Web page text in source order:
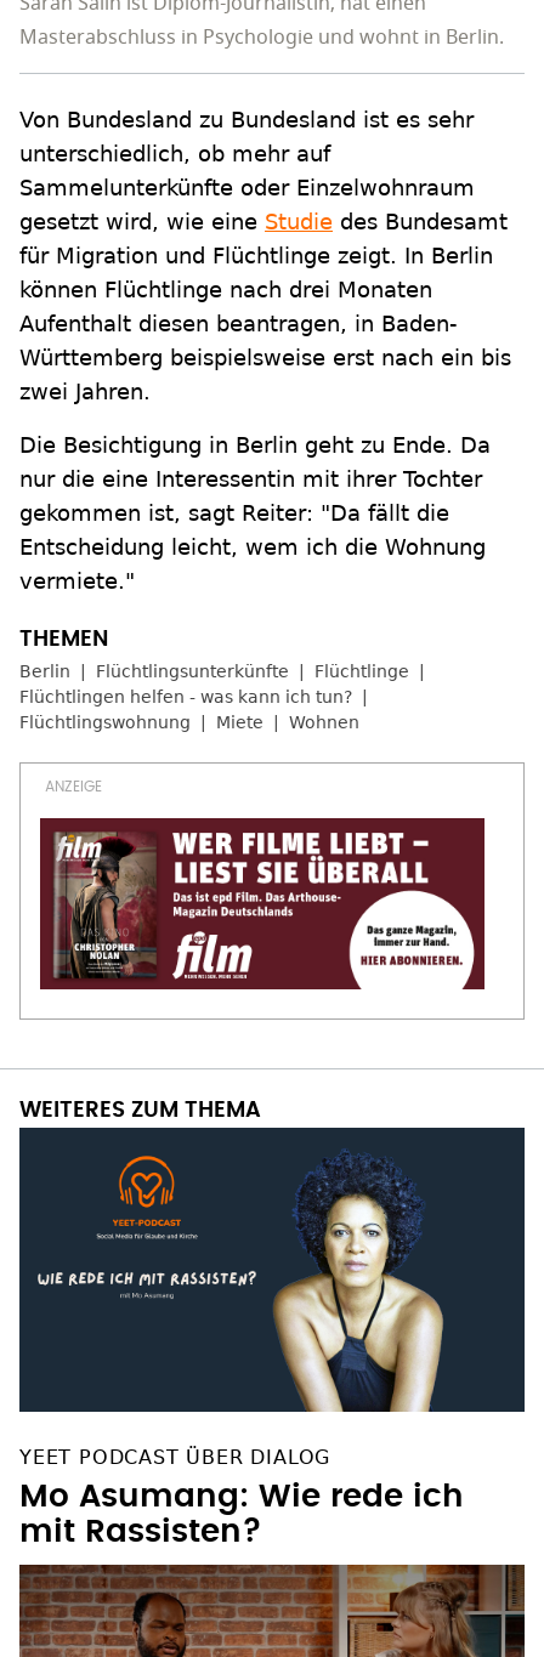
Masterabschluss in Psychologie und wohnt in Berlin.
Von Bundesland zu Bundesland ist es sehr
unterschiedlich, ob mehr auf
Sammelunterkünfte oder Einzelwohnraum
gesetzt wird, wie eine Studie des Bundesamt
für Migration und Flüchtlinge zeigt. In Berlin
können Flüchtlinge nach drei Monaten
Aufenthalt diesen beantragen, in Baden-
Württemberg beispielsweise erst nach ein bis
zwei Jahren.
Die Besichtigung in Berlin geht zu Ende. Da
nur die eine Interessentin mit ihrer Tochter
gekommen ist, sagt Reiter: "Da fällt die
Entscheidung leicht, wem ich die Wohnung
vermiete."
Berlin Flüchtlingsunterkünfte
Flüchtlinge
Flüchtlingen helfen - was kann ich tun?
Flüchtlingswohnung
Miete Wohnen
Mo Asumang: Wie rede ich
mit Rassisten?